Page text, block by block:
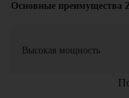
Основные преимущества
Высокая мощность